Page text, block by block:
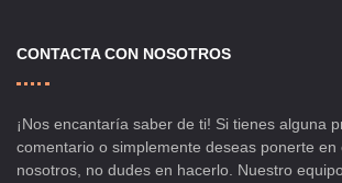
CONTACTA CON NOSOTROS
¡Nos encantaría saber de ti! Si tienes alguna
comentario o simplemente deseas ponerte en
nosotros, no dudes en hacerlo. Nuestro